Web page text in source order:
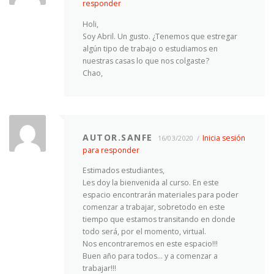
responder
Holi,
Soy Abril. Un gusto. ¿Tenemos que estregar
algún tipo de trabajo o estudiamos en
nuestras casas lo que nos colgaste?
Chao,
AUTOR.SANFE 16/03/2020
Inicia sesión
para responder
Estimados estudiantes,
Les doy la bienvenida al curso. En este
espacio encontrarán materiales para poder
comenzar a trabajar, sobretodo en este
tiempo que estamos transitando en donde
todo será, por el momento, virtual.
Nos encontraremos en este espacio!!!
Buen año para todos… y a comenzar a
trabajar!!!